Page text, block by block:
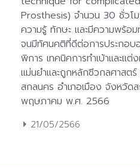
21/05/2566